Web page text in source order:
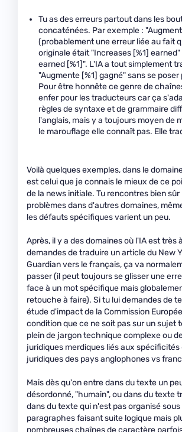
Tu as des erreurs partout dans les
concaténées. Par exemple :
(probablement une erreur liée au fait
originale était "Increases [%1]
earned [%1]". L'IA a tout simplement
"Augmente [%1] gagné" sans se
Pour être honnête ce genre de
enfer pour les traducteurs car ça
règles de syntaxe et de grammaire
l'anglais, mais y a toujours moyen de
le marouflage elle connaît pas. Elle
Voilà quelques exemples, dans le
est celui que je connais le mieux de ce
de la news initiale. Tu rencontres bien
problèmes dans d'autres domaines,
les défauts spécifiques varient un peu.
Après, il y a des domaines où l'IA est très
demandes de traduire un article du New
Guardian vers le français, ça va
passer (il peut toujours se glisser une
face à un mot spécifique mais
retouche à faire). Si tu lui demandes de
étude d'impact de la Commission
condition que ce ne soit pas sur un sujet
plein de jargon technique complexe ou
juridiques merdiques liés aux
juridiques des pays anglophones vs
Mais dès qu'on entre dans du texte un
désordonné, "humain", ou dans du texte
dans du texte qui n'est pas organisé
paragraphes faisant suite logique mais